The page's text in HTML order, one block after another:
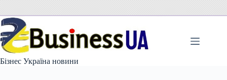
вмісту
Бізнес Україна новини